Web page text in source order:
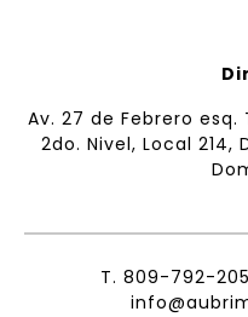
Av. 27 de Febrero
2do. Nivel, Local
T. 809-792-